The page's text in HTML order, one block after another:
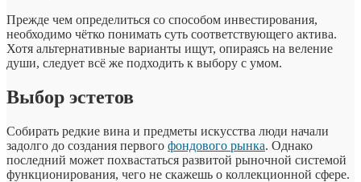
Прежде чем определиться со способом инвестирования,
необходимо чётко понимать суть соответствующего актива.
Хотя альтернативные варианты ищут, опираясь на веление
души, следует всё же подходить к выбору с умом.
Выбор эстетов
Собирать редкие вина и предметы искусства люди начали
задолго до создания первого фондового рынка. Однако
последний может похвастаться развитой рыночной системой
функционирования, чего не скажешь о коллекционной сфере.